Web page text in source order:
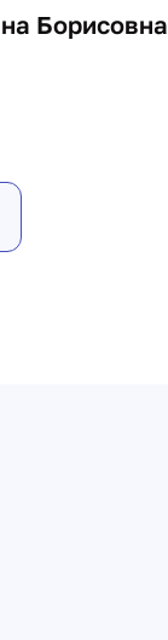
Борисовна